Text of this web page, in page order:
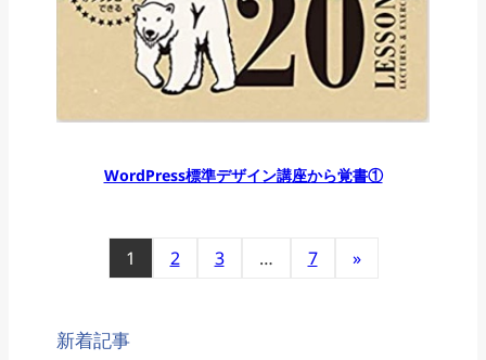
WordPress標準デザイン講座から覚書①
1 2 3 … 7 »
新着記事